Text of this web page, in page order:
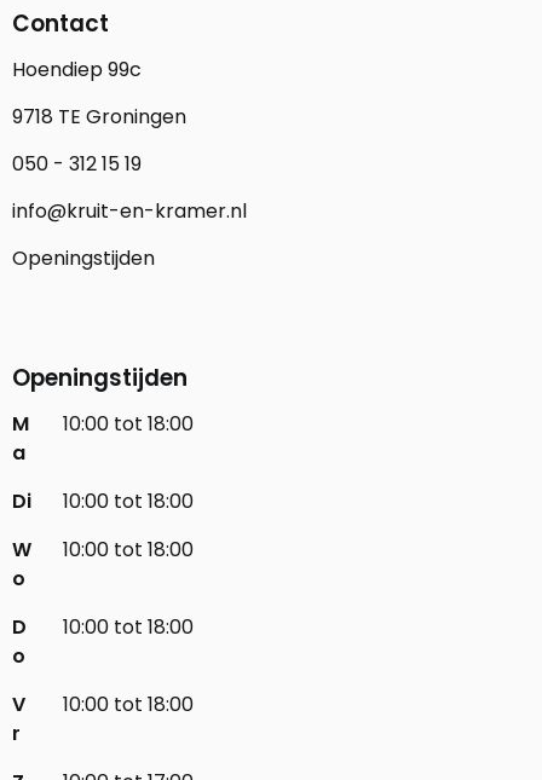
Contact
Hoendiep 99c
9718 TE Groningen
050 - 312 15 19
info@kruit-en-kramer.nl
Openingstijden
Openingstijden
M
a
10:00 tot 18:00
Di
10:00 tot 18:00
W
o
10:00 tot 18:00
D
o
10:00 tot 18:00
V
r
10:00 tot 18:00